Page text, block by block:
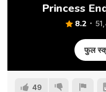
Princess
8.2
फुल
49